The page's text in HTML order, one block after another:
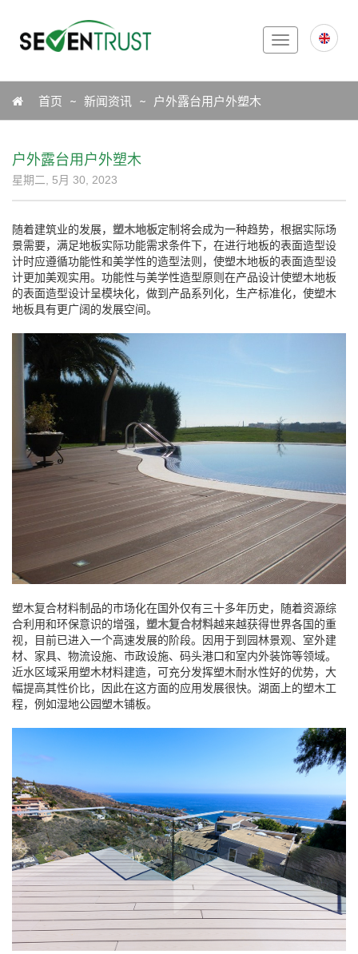
Toggle
navigation
Icon首页 新闻资讯 户外露台用户外塑木
户外露台用户外塑木
星期二, 5月 30, 2023
随着建筑业的发展， 塑木地板定制将会成为一种趋势，根据实际场
景需要，满足地板实际功能需求条件下，在进行地板的表面造型设
计时应遵循功能性和美学性的造型法则，使塑木地板的表面造型设
计更加美观实用。功能性与美学性造型原则在产品设计使塑木地板
的表面造型设计呈模块化，做到产品系列化，生产标准化，使塑木
地板具有更广阔的发展空间。
塑木复合材料制品的市场化在国外仅有三十多年历史，随着资源综
合利用和环保意识的增强， 塑木复合材料越来越获得世界各国的重
视，目前已进入一个高速发展的阶段。因用于到园林景观、室外建
材、家具、物流设施、市政设施、码头港口和室内外装饰等领域。
近水区域采用塑木材料建造，可充分发挥塑木耐水性好的优势，大
幅提高其性价比，因此在这方面的应用发展很快。湖面上的塑木工
程，例如湿地公园塑木铺板。